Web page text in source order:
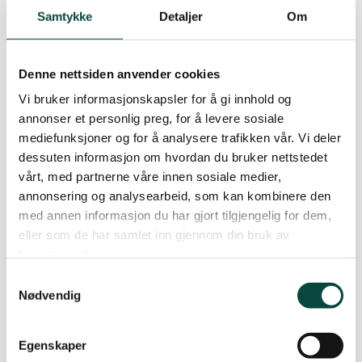
Samtykke Detaljer Om
Denne nettsiden anvender cookies
Vi bruker informasjonskapsler for å gi innhold og
annonser et personlig preg, for å levere sosiale
mediefunksjoner og for å analysere trafikken vår. Vi deler
dessuten informasjon om hvordan du bruker nettstedet
vårt, med partnerne våre innen sosiale medier,
annonsering og analysearbeid, som kan kombinere den
med annen informasjon du har gjort tilgjengelig for dem,
eller som de har samlet inn gjennom din bruk av
Nødvendig
Egenskaper
mangfoldverdier, sier Håpnes. – Men hogsten
som vikingsenteret nå driver i strandskogen har
truet, i verste fall står i fare for lokal utryddelse:
All undervegetasjon er fjernet, og området er
påført sprøytegiften Roundup.
Tilnærmet alle døde eller hule trær og
vindfall er rensket bort. Død ved og hule trær
er levesteder for en rekke spesialiserte arter,
og ofte huser slike det sjeldneste
artsmangfoldet i slike lokaliteter.
hogst av blant annet svartor. Svartorskog i
seg selv er sjeldent, og kantsoner mellom